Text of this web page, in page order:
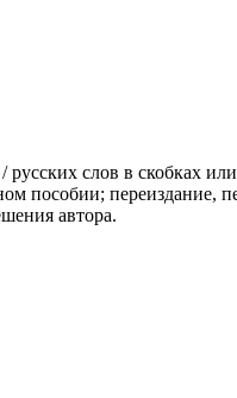
слов в скобках
пособии; переиздание,
автора.